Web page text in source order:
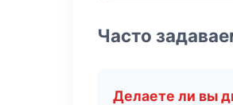
Часто
Делаете ли вы